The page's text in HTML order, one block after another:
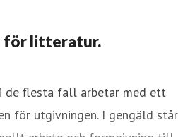
för litteratur.
de flesta fall arbetar med ett
för utgivningen. I gengäld står